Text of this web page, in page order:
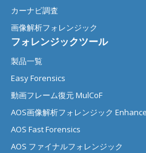
カーナビ調査
画像解析フォレンジック
フォレンジックツール
製品一覧
Easy Forensics
動画フレーム復元 MulCoF
AOS画像解析フォレンジック
AOS Fast Forensics
AOS ファイナルフォレンジック